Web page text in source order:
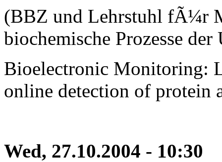
(BBZ und Lehrstuhl fÃ¼r
biochemische Prozesse
Bioelectronic Monitoring:
online detection of protein
Wed, 27.10.2004 - 10:30